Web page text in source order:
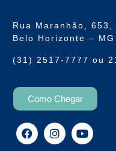
Rua Maranhão,
Belo Horizonte –
(31) 2517-7777 ou
Como Chegar